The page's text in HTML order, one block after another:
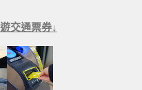
交通票券↓